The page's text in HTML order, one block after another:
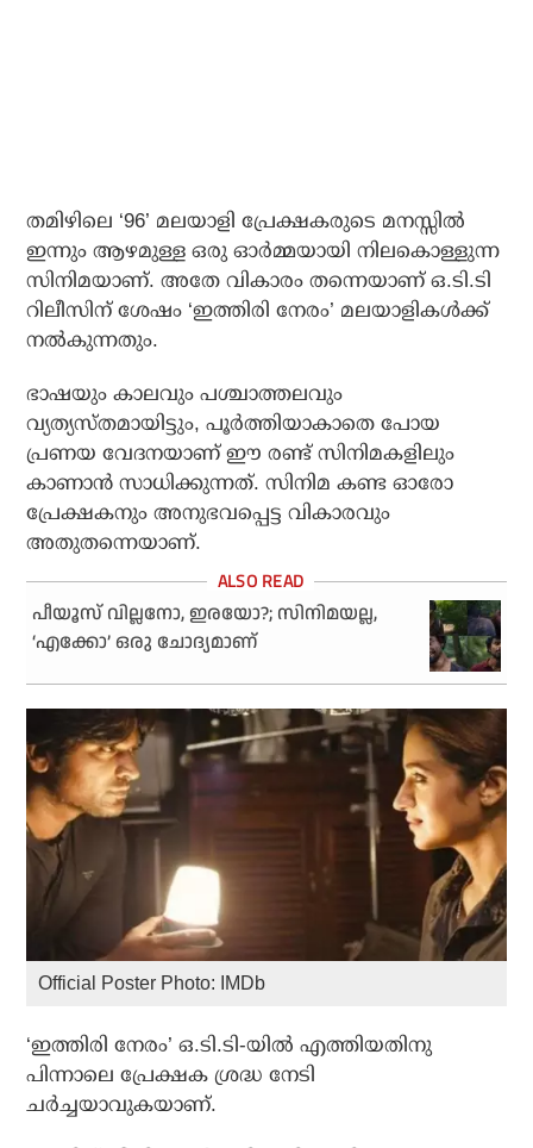
തമിഴിലെ ‘96’ മലയാളി പ്രേക്ഷകരുടെ മനസ്സിൽ
ഇന്നും ആഴമുള്ള ഒരു ഓർമ്മയായി നിലകൊള്ളുന്ന
സിനിമയാണ്. അതേ വികാരം തന്നെയാണ് ഒ.ടി.ടി
റിലീസിന് ശേഷം ‘ഇത്തിരി നേരം’ മലയാളികൾക്ക്
നൽകുന്നതും.
ഭാഷയും കാലവും പശ്ചാത്തലവും
വ്യത്യസ്തമായിട്ടും, പൂർത്തിയാകാതെ പോയ
പ്രണയ വേദനയാണ് ഈ രണ്ട് സിനിമകളിലും
കാണാൻ സാധിക്കുന്നത്. സിനിമ കണ്ട ഓരോ
പ്രേക്ഷകനും അനുഭവപ്പെട്ട വികാരവും
അതുതന്നെയാണ്.
പീയൂസ് വില്ലനോ, ഇരയോ?; സിനിമയല്ല,
‘എക്കോ’ ഒരു ചോദ്യമാണ്
Official Poster Photo: IMDb
‘ഇത്തിരി നേരം’ ഒ.ടി.ടി-യിൽ എത്തിയതിനു
പിന്നാലെ പ്രേക്ഷക ശ്രദ്ധ നേടി
ചർച്ചയാവുകയാണ്.